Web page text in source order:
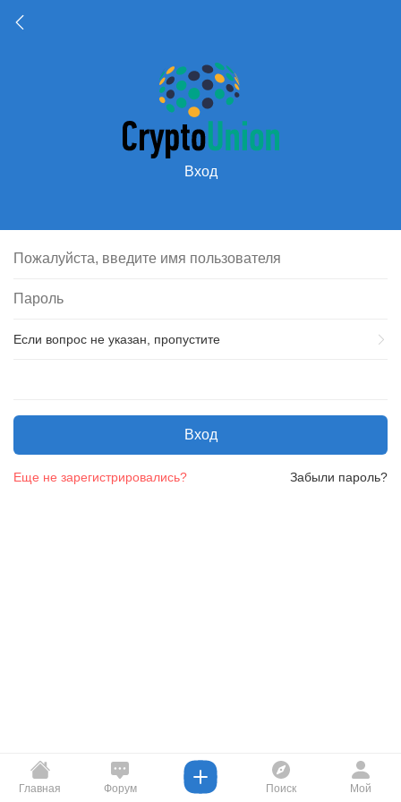
Вход
Если вопрос не указан, пропустите
Вход
Забыли пароль?
Еще не зарегистрировались?
Главная Форум Поиск Мой